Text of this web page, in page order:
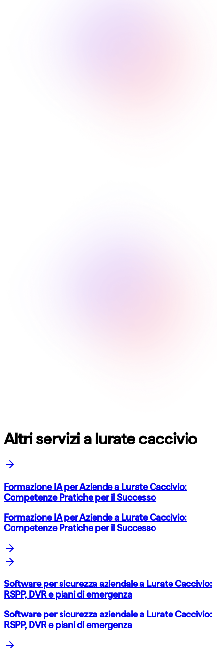
Altri servizi a lurate caccivio
Formazione IA per Aziende a Lurate Caccivio:
Competenze Pratiche per il Successo
Formazione IA per Aziende a Lurate Caccivio:
Competenze Pratiche per il Successo
Software per sicurezza aziendale a Lurate Caccivio:
RSPP, DVR e piani di emergenza
Software per sicurezza aziendale a Lurate Caccivio:
RSPP, DVR e piani di emergenza